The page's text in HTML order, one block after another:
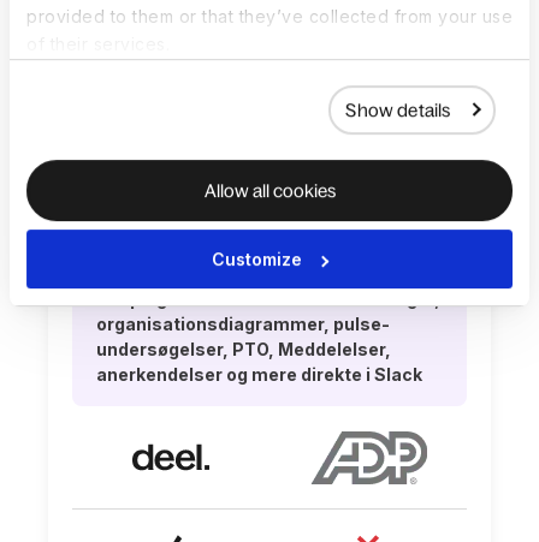
provided to them or that they’ve collected from your use
Show details
Allow all cookies
Customize
Matcher dig med førende talentfirmaer,
der hjælper dig med at finde talenter
overalt i verden
organisationsdiagrammer, pulse-
undersøgelser, PTO, Meddelelser,
anerkendelser og mere direkte i Slack